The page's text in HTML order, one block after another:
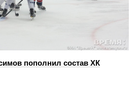
пополнил состав ХК